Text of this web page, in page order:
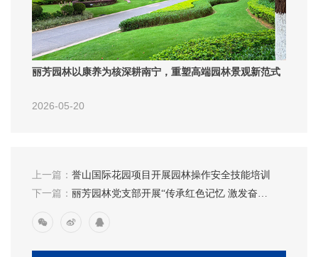
丽芳园林以康养为核深耕南宁，重塑高端园林景观新范式
2026-05-20
上一篇： 誉山国际花园项目开展园林操作安全技能培训
下一篇： 丽芳园林党支部开展“传承红色记忆 激发奋进